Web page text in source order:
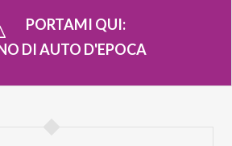
PORTAMI QUI:
DI AUTO D'EPOCA